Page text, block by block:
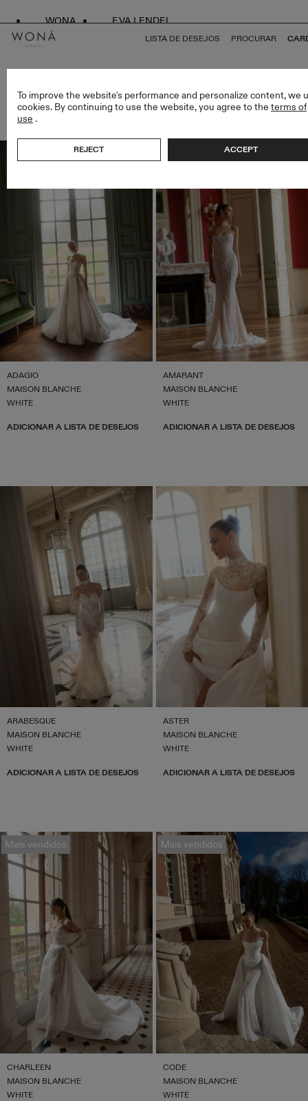
WONA EVA LENDEL
LISTA DE DESEJOS PROCURAR
VESTIDOS DE NOIVA
UNID (387)
ADAGIO
MAISON BLANCHE
WHITE
ADICIONAR A LISTA DE DESEJOS
AMARANT
MAISON BLANCHE
WHITE
ADICIONAR A LISTA DE DESEJOS
ARABESQUE
MAISON BLANCHE
WHITE
ADICIONAR A LISTA DE DESEJOS
ASTER
MAISON BLANCHE
WHITE
ADICIONAR A LISTA DE DESEJOS
Mais vendidos
CHARLEEN
MAISON BLANCHE
WHITE
Mais vendidos
CODE
MAISON BLANCHE
WHITE
To improve the website's performance and personalize content, we
cookies. By continuing to use the website, you agree to the terms of
use .
REJECT ACCEPT